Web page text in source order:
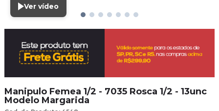
Ver vídeo
Manipulo Femea 1/2 - 7035 Rosca 1/2 - 13unc
Modelo Margarida